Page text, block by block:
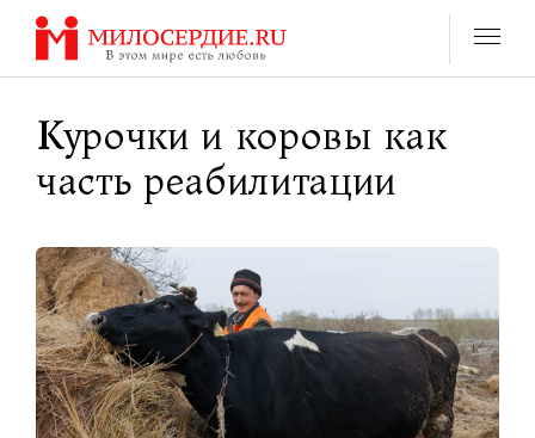
Перейти
содержанию
Курочки и коровы как
часть реабилитации